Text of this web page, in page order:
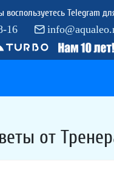
Telegram
16
от